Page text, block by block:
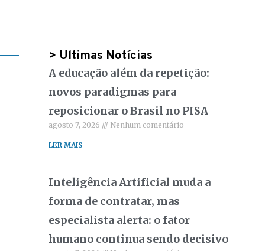
> Ultimas Notícias
A educação além da repetição:
novos paradigmas para
reposicionar o Brasil no PISA
agosto 7, 2026 Nenhum comentário
LER MAIS
Inteligência Artificial muda a
forma de contratar, mas
especialista alerta: o fator
humano continua sendo decisivo